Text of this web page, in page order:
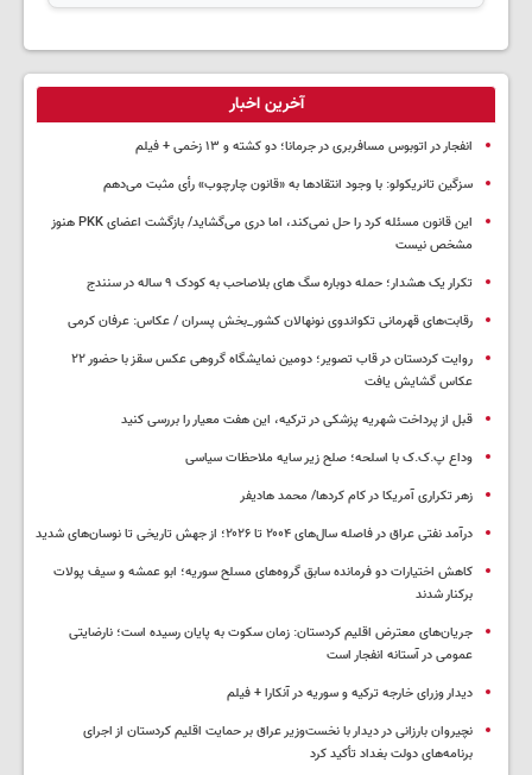
آخرین اخبار
انفجار در اتوبوس مسافربری در جرمانا؛ دو کشته و ۱۳ زخمی + فیلم
سزگین تانریکولو: با وجود انتقادها به «قانون چارچوب» رأی مثبت می‌دهم
این قانون مسئله کرد را حل نمی‌کند، اما دری می‌گشاید/ بازگشت اعضای PKK هنوز
مشخص نیست
تکرار یک هشدار؛ حمله دوباره سگ های بلاصاحب به کودک ۹ ساله در سنندج
رقابت‌های قهرمانی تکواندوی نونهالان کشور_بخش پسران / عکاس: عرفان کرمی
روایت کردستان در قاب تصویر؛ دومین نمایشگاه گروهی عکس سقز با حضور ۲۲
عکاس گشایش یافت
قبل از پرداخت شهریه پزشکی در ترکیه، این هفت معیار را بررسی کنید
وداع پ.ک.ک با اسلحه؛ صلح زیر سایه ملاحظات سیاسی
زهر تکراری آمریکا در کام کردها/ محمد هادیفر
درآمد نفتی عراق در فاصله سال‌های ۲۰۰۴ تا ۲۰۲۶؛ از جهش تاریخی تا نوسان‌های شدید
کاهش اختیارات دو فرمانده سابق گروه‌های مسلح سوریه؛ ابو عمشه و سیف پولات
برکنار شدند
جریان‌های معترض اقلیم کردستان: زمان سکوت به پایان رسیده است؛ نارضایتی
عمومی در آستانه انفجار است
دیدار وزرای خارجه ترکیه و سوریه در آنکارا + فیلم
نچیروان بارزانی در دیدار با نخست‌وزیر عراق بر حمایت اقلیم کردستان از اجرای
برنامه‌های دولت بغداد تأکید کرد